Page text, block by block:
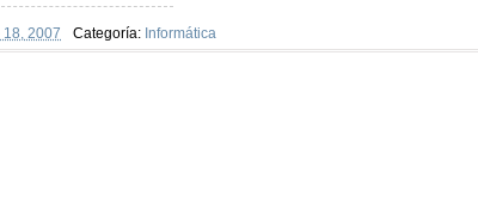
2007 Categoría: Informática